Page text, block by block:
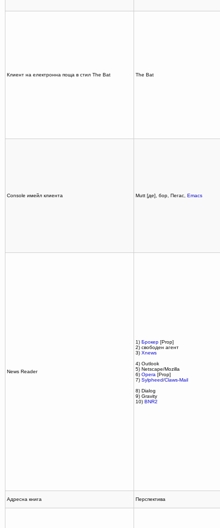
Клиент на електронна поща в стил The Bat The Bat
Console имейл клиента Mutt [де], бор, Пегас, Emacs
News Reader
1) Брокер [Prop]
2) свободен агент
3) Xnews
4) Outlook
5) Netscape/Mozilla
6) Opera [Prop]
7) Sylpheed/Claws-Mail
8) Dialog
9) Gravity
10) BNR2
Адресна книга Перспектива